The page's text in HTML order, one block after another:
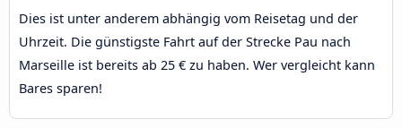
Dies ist unter anderem abhängig vom Reisetag und der
Uhrzeit. Die günstigste Fahrt auf der Strecke Pau nach
Marseille ist bereits ab 25 € zu haben. Wer vergleicht kann
Bares sparen!